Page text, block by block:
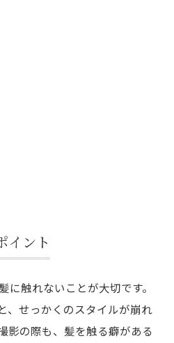
イント
に触れないことが大切です。
、せっかくのスタイルが崩れ
影の際も、髪を触る癖がある